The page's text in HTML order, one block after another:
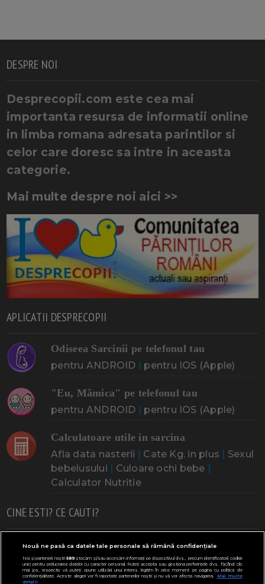
DESPRE NOI
Desprecopii.com este cea mai
importanta resursa de informatii online
in limba romana adresata parintilor si
celor care doresc sa intre in aceasta
categorie.
Mai multe despre noi aici >>
APLICATII DESPRECOPII
Odiseea Sarcinii pe telefonul tau
pentru ANDROID | pentru IOS (Apple)
"Eu, Mămica" pe telefonul tau
pentru ANDROID | pentru IOS (Apple)
Calculatoare utile in sarcina
Afla data nasterii | Cate Kg. in plus | Sexul
bebelusului | Culoare ochi bebe |
Calculator Nutritie
CINE ESTI? CE CAUTI?
Doresc un copil Adoptia Probleme cu sarcina
Urmeaza sa nasc Probleme alaptare Bebe plange
Bebe febra Caut bona Cresa, Gradinta
Nouă ne pasă ca datele tale personale să rămână confidențiale
Noi și partenerii noștri589stocăm și/sau accesăm informații pe dispozitivul dvs., precum identificatorii cookie
unici pentru prelucrarea datelor cu caracter personal. Puteți accepta sau gestiona preferințele dvs. făcând clic
mai jos, respectiv vă puteți opune utilizării unui interes legitim în orice moment pe pagina cu politica de
confidențialitate. Aceste alegeri vor fi raportate partenerilor noștri și nu vă vor afecta navigarea.
Mai multe
detalii